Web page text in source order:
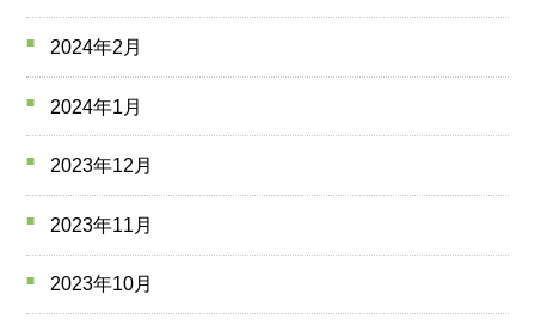
2024年2月
2024年1月
2023年12月
2023年11月
2023年10月